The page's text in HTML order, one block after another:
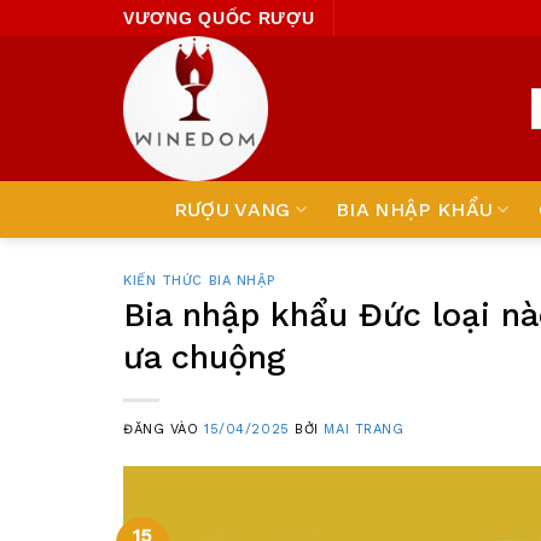
to
VƯƠNG QUỐC RƯỢU
RƯỢU VANG BIA NHẬP KHẨU
KIẾN THỨC BIA NHẬP
Bia nhập khẩu Đức loại
ưa chuộng
ĐĂNG VÀO15/04/2025 BỞI MAI TRANG
15